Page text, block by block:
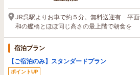
JR呉駅よりお車で約５分。無料送迎有 平
和の艦橋とほぼ同じ高さの最上階で朝食を
宿泊プラン
【ご宿泊のみ】スタンダードプラン
ポイントUP